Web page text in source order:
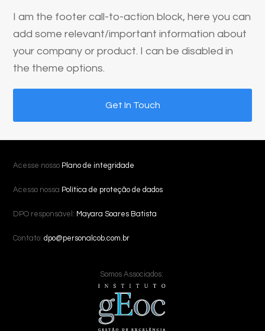
I am the footer call-to-action block, here you can
add some relevant/important information about
your company or product. I can be disabled in
the theme options.
Get In Touch
Acesse nosso Plano de integridade
Acesso nossa Política de proteção de dados
DPO responsável: Mayara Soares Batista
Contato:dpo@personalcob.com.br
Somos Associados: